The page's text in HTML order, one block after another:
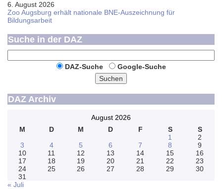
6. August 2026
Zoo Augsburg erhält nationale BNE-Auszeichnung für
Bildungsarbeit
Suche in der DAZ
DAZ-Suche
Google-Suche
Suchen
DAZ Archiv
August 2026
M
D M D F S
S
1
2
3
4 5 6 7 8
9
10
11 12 13 14 15
16
17
18 19 20 21 22
23
24
25 26 27 28 29
30
31
« Juli